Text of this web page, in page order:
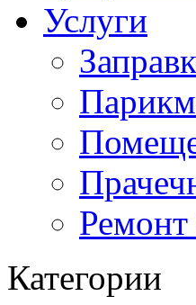
Услуги
Категории